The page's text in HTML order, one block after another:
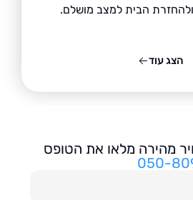
הבית למצב מושלם.
מלאו את הטופס